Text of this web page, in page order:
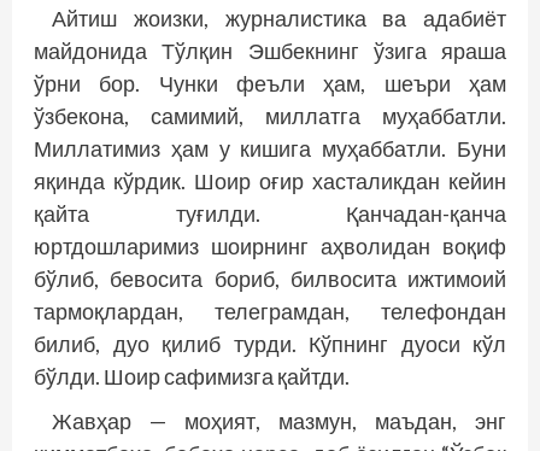
Айтиш жоизки, журналистика ва адабиёт
майдонида Тўлқин Эшбекнинг ўзига яраша
ўрни бор. Чунки феъли ҳам, шеъри ҳам
ўзбекона, самимий, миллатга муҳаббатли.
Миллатимиз ҳам у кишига муҳаббатли. Буни
яқинда кўрдик. Шоир оғир хасталикдан кейин
қайта туғилди. Қанчадан-қанча
юртдошларимиз шоирнинг аҳволидан воқиф
бўлиб, бевосита бориб, билвосита ижтимоий
тармоқлардан, телеграмдан, телефондан
билиб, дуо қилиб турди. Кўпнинг дуоси кўл
бўлди. Шоир сафимизга қайтди.
Жавҳар — моҳият, мазмун, маъдан, энг